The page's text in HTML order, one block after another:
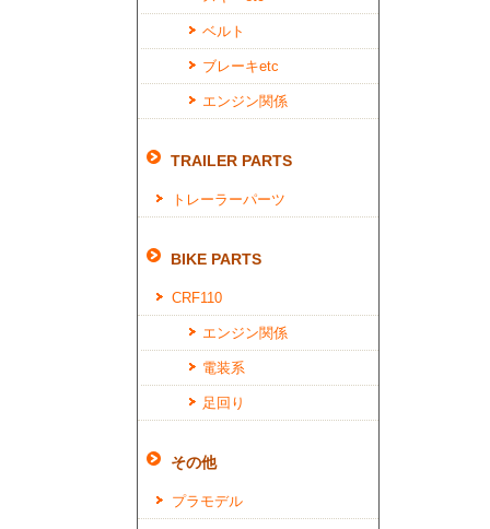
ベルト
ブレーキetc
エンジン関係
TRAILER PARTS
トレーラーパーツ
BIKE PARTS
CRF110
エンジン関係
電装系
足回り
その他
プラモデル